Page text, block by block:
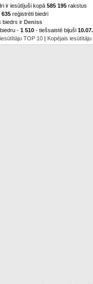
ir iesūtījuši kopā 585 195rakstus
635reģistrēti biedri
biedrs ir Deniss
- 1 510- tiešsaistē bijuši
TOP 10| Kopējais iesūtītāju